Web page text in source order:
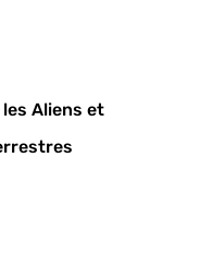
les Aliens et